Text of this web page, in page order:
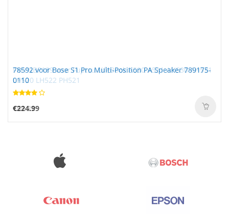
78592 voor Bose S1 Pro Multi-Position PA Speaker 789175-
0110
€224.99